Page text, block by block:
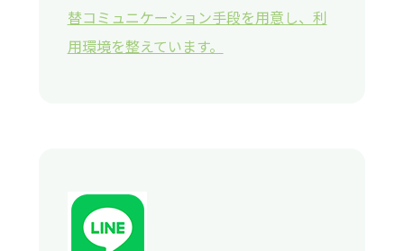
替コミュニケーション手段を用意し、利
用環境を整えています。